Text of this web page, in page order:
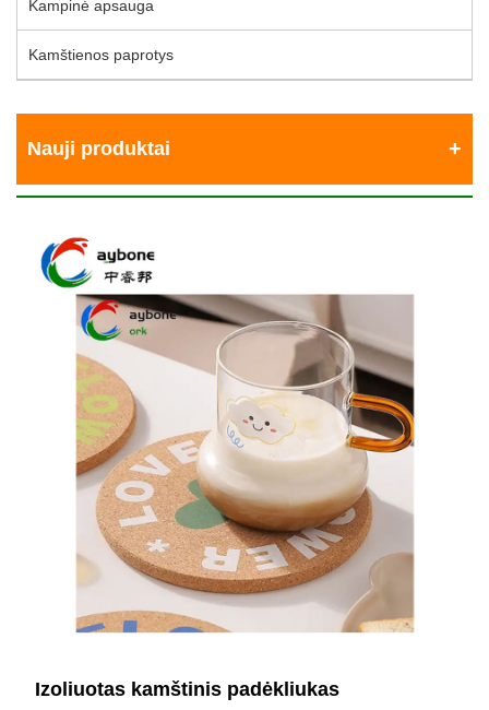
Kampinė apsauga
Kamštienos paprotys
Nauji produktai
Izoliuotas kamštinis padėkliukas